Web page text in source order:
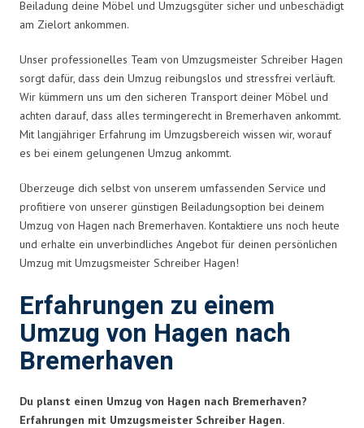
Beiladung deine Möbel und Umzugsgüter sicher und unbeschädigt
am Zielort ankommen.
Unser professionelles Team von Umzugsmeister Schreiber Hagen
sorgt dafür, dass dein Umzug reibungslos und stressfrei verläuft.
Wir kümmern uns um den sicheren Transport deiner Möbel und
achten darauf, dass alles termingerecht in Bremerhaven ankommt.
Mit langjähriger Erfahrung im Umzugsbereich wissen wir, worauf
es bei einem gelungenen Umzug ankommt.
Überzeuge dich selbst von unserem umfassenden Service und
profitiere von unserer günstigen Beiladungsoption bei deinem
Umzug von Hagen nach Bremerhaven. Kontaktiere uns noch heute
und erhalte ein unverbindliches Angebot für deinen persönlichen
Umzug mit Umzugsmeister Schreiber Hagen!
Erfahrungen zu einem
Umzug von Hagen nach
Bremerhaven
Du planst einen Umzug von Hagen nach Bremerhaven?
Erfahrungen mit Umzugsmeister Schreiber Hagen.